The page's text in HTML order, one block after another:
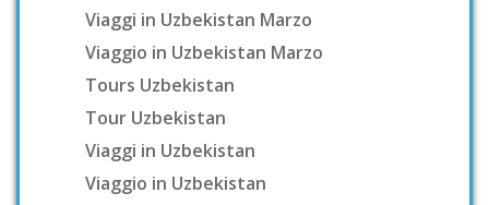
Viaggi in Uzbekistan Marzo
Viaggio in Uzbekistan Marzo
Tours Uzbekistan
Tour Uzbekistan
Viaggi in Uzbekistan
Viaggio in Uzbekistan